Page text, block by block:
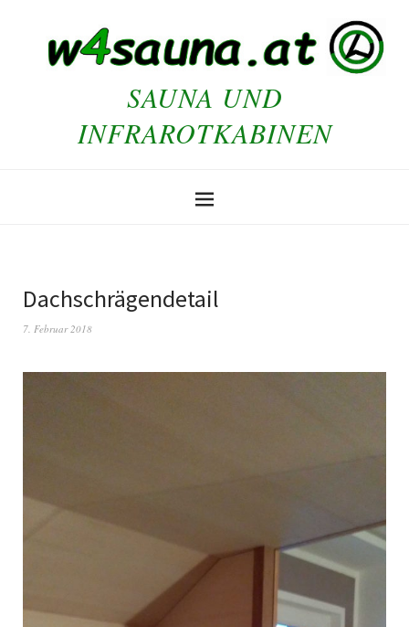
SAUNA UND
INFRAROTKABINEN
Dachschrägendetail
7. Februar 2018